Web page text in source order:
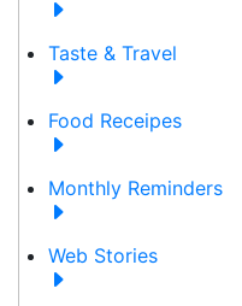
Taste & Travel
Food Receipes
Monthly Reminders
Web Stories